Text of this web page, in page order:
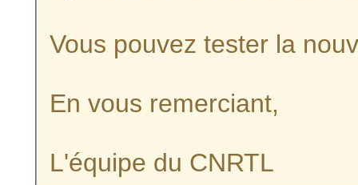
Vous pouvez tester la
En vous remerciant,
L'équipe du CNRTL